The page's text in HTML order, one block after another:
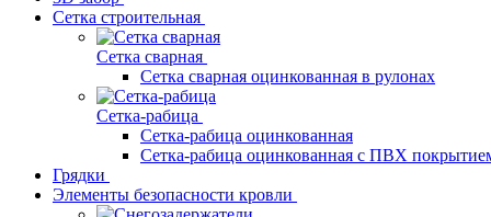
Сетка строительная
Сетка сварная
Сетка сварная оцинкованная в рулонах
Сетка-рабица
Сетка-рабица оцинкованная
Сетка-рабица оцинкованная с ПВХ
Грядки
Элементы безопасности кровли